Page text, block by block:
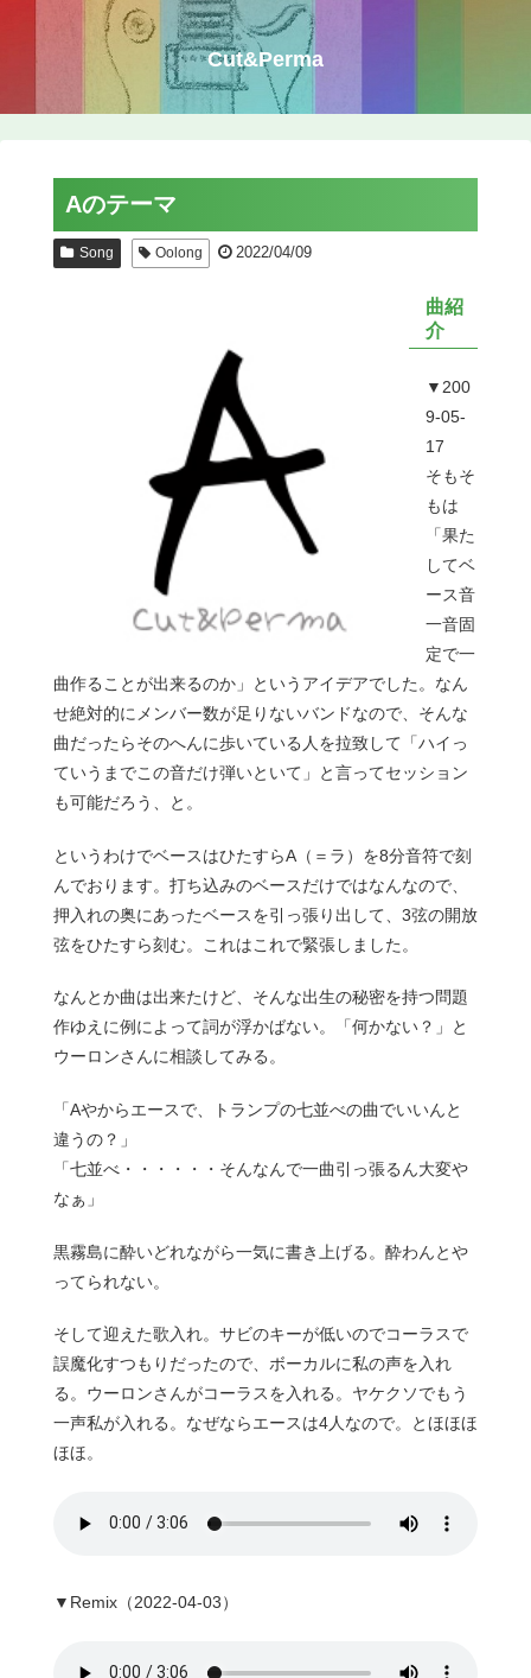
Cut&Perma
Aのテーマ
Song Oolong 2022/04/09
曲紹
介
▼200
9-05-
17
そもそ
もは
「果た
してベ
ース音
一音固
定で一
曲作ることが出来るのか」というアイデアでした。なん
せ絶対的にメンバー数が足りないバンドなので、そんな
曲だったらそのへんに歩いている人を拉致して「ハイっ
ていうまでこの音だけ弾いといて」と言ってセッション
も可能だろう、と。
というわけでベースはひたすらA（＝ラ）を8分音符で刻
んでおります。打ち込みのベースだけではなんなので、
押入れの奥にあったベースを引っ張り出して、3弦の開放
弦をひたすら刻む。これはこれで緊張しました。
なんとか曲は出来たけど、そんな出生の秘密を持つ問題
作ゆえに例によって詞が浮かばない。「何かない？」と
ウーロンさんに相談してみる。
「Aやからエースで、トランプの七並べの曲でいいんと
違うの？」
「七並べ・・・・・・そんなんで一曲引っ張るん大変や
なぁ」
黒霧島に酔いどれながら一気に書き上げる。酔わんとや
ってられない。
そして迎えた歌入れ。サビのキーが低いのでコーラスで
誤魔化すつもりだったので、ボーカルに私の声を入れ
る。ウーロンさんがコーラスを入れる。ヤケクソでもう
一声私が入れる。なぜならエースは4人なので。とほほほ
ほほ。
▼Remix（2022-04-03）